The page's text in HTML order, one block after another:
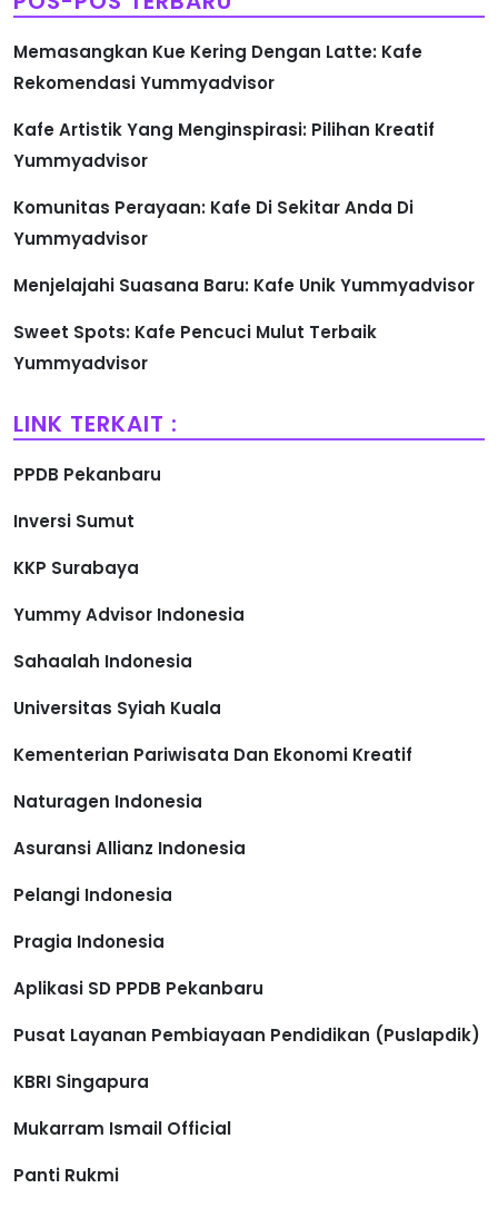
Memasangkan Kue Kering Dengan Latte: Kafe
Rekomendasi Yummyadvisor
Kafe Artistik Yang Menginspirasi: Pilihan Kreatif
Yummyadvisor
Komunitas Perayaan: Kafe Di Sekitar Anda Di
Yummyadvisor
Menjelajahi Suasana Baru: Kafe Unik Yummyadvisor
Sweet Spots: Kafe Pencuci Mulut Terbaik
Yummyadvisor
LINK TERKAIT :
PPDB Pekanbaru
Inversi Sumut
KKP Surabaya
Yummy Advisor Indonesia
Sahaalah Indonesia
Universitas Syiah Kuala
Kementerian Pariwisata Dan Ekonomi Kreatif
Naturagen Indonesia
Asuransi Allianz Indonesia
Pelangi Indonesia
Pragia Indonesia
Aplikasi SD PPDB Pekanbaru
Pusat Layanan Pembiayaan Pendidikan (Puslapdik)
KBRI Singapura
Mukarram Ismail Official
Panti Rukmi